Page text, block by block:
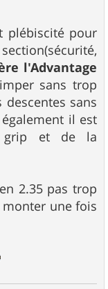
plébiscité pour
l'Advantage
sans trop
sans
il est
grip et de la
2.35 pas trop
monter une fois